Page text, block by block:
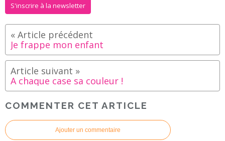
S'inscrire à la newsletter
Je frappe mon enfant
A chaque case sa couleur !
COMMENTER CET ARTICLE
Ajouter un commentaire